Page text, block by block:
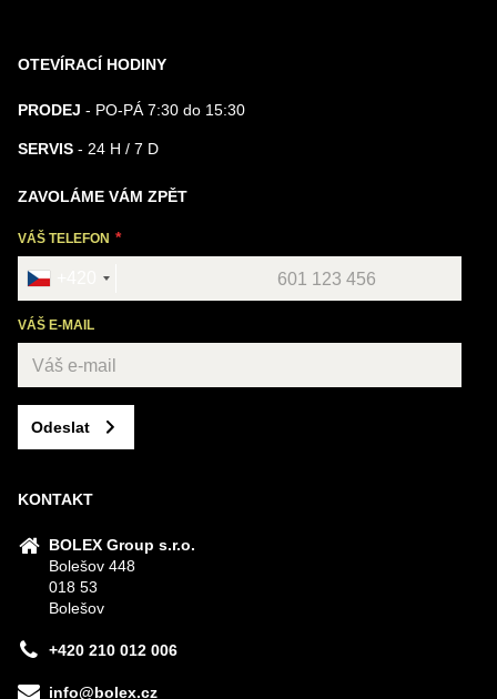
OTEVÍRACÍ HODINY
PRODEJ - PO-PÁ 7:30 do 15:30
SERVIS - 24 H / 7 D
ZAVOLÁME VÁM ZPĚT
VÁŠ TELEFON
VÁŠ E-MAIL
Odeslat
KONTAKT
BOLEX Group s.r.o.
Bolešov 448
018 53
Bolešov
+420 210 012 006
info@bolex.cz